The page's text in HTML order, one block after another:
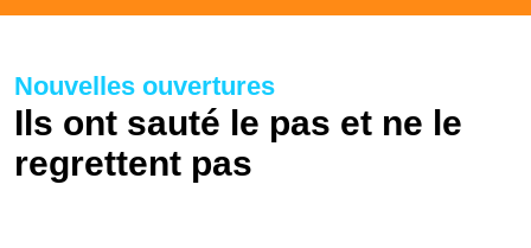
Nouvelles ouvertures
Ils ont sauté le pas et ne le
regrettent pas